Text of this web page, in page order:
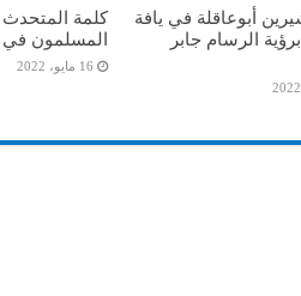
أبوعاقلة في يافة
الرسام جابر
كلمة المتحدث
المسلمون في
16 مايو، 2022